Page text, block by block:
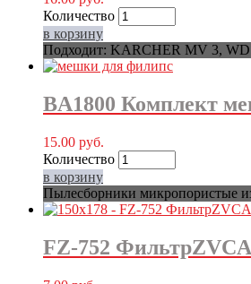
Количество
в корзину
Подходит: KARCHER MV 3, WD
BA1800 Комплект
15.00 руб.
Количество
в корзину
Пылесборники микропористые
FZ-752